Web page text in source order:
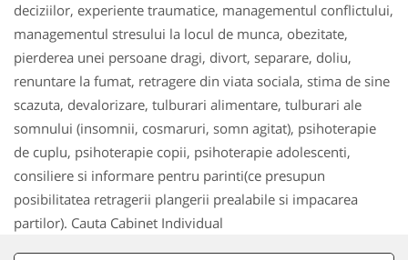
deciziilor, experiente traumatice, managementul conflictului,
managementul stresului la locul de munca, obezitate,
pierderea unei persoane dragi, divort, separare, doliu,
renuntare la fumat, retragere din viata sociala, stima de sine
scazuta, devalorizare, tulburari alimentare, tulburari ale
somnului (insomnii, cosmaruri, somn agitat), psihoterapie
de cuplu, psihoterapie copii, psihoterapie adolescenti,
consiliere si informare pentru parinti(ce presupun
posibilitatea retragerii plangerii prealabile si impacarea
partilor). Cauta Cabinet Individual